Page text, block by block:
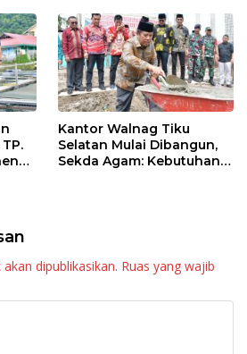
Kantor Walnag Tiku
Selatan Mulai Dibangun,
Sekda Agam: Kebutuhan
dipublikasikan. Ruas yang wajib